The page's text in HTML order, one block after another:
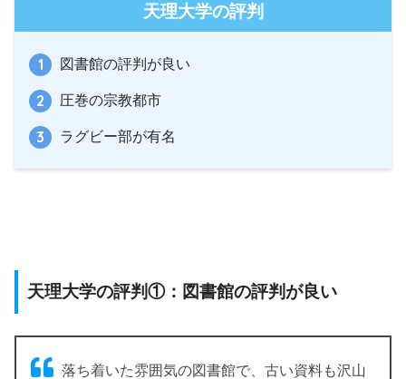
天理大学の評判
図書館の評判が良い
圧巻の宗教都市
ラグビー部が有名
天理大学の評判①：図書館の評判が良い
落ち着いた雰囲気の図書館で、古い資料も沢山